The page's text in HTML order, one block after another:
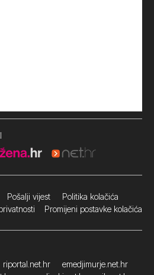
vijest Politika kolačića
Promijeni postavke kolačića
riportal.net.hr
emedjimurje.net.hr